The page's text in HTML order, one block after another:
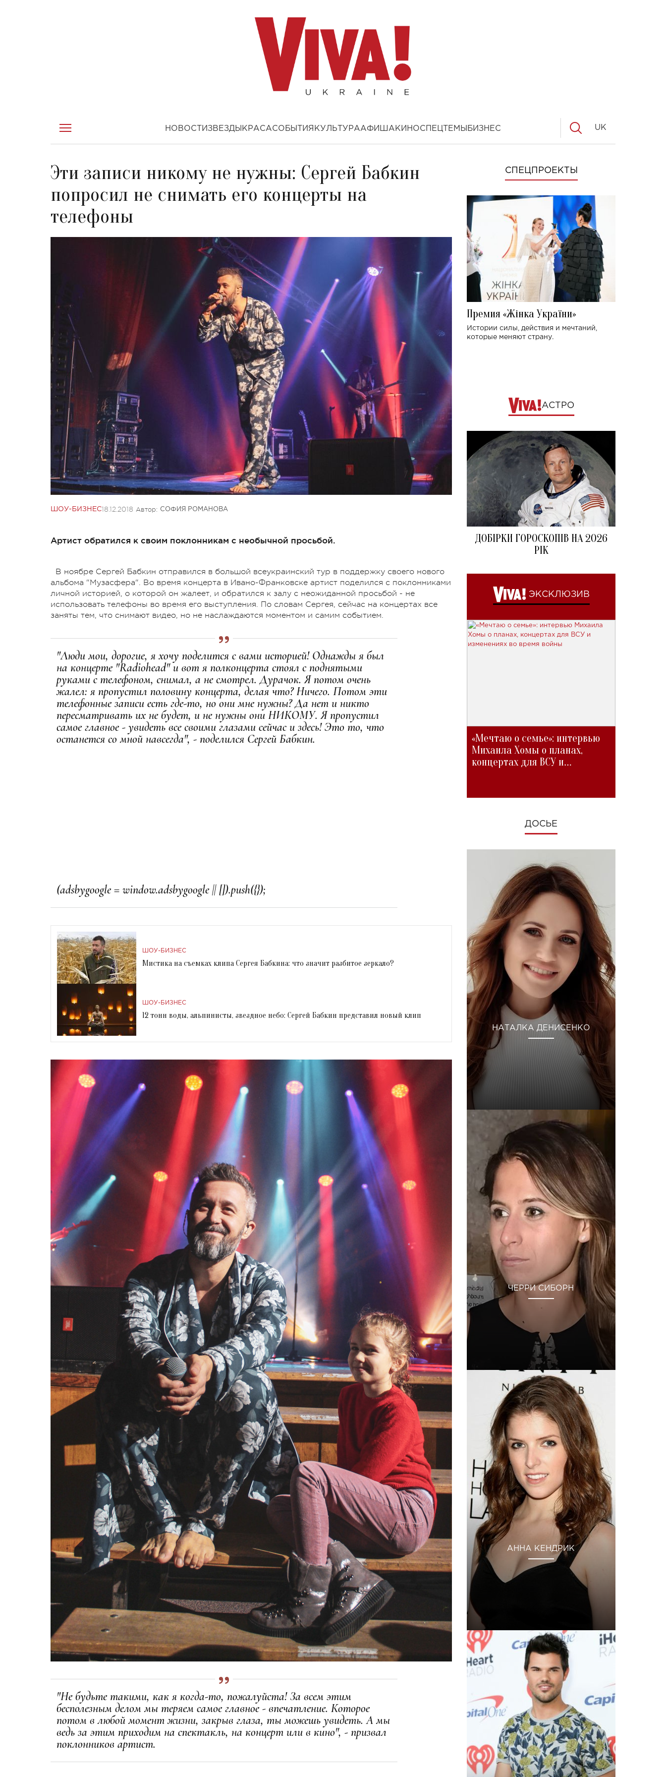
НОВОСТИ ЗВЕЗДЫ КРАСАСОБЫТИЯ КУЛЬТУРААФИША КИНОСПЕЦТЕМЫ БИЗНЕС UK
Эти записи никому не нужны: Сергей Бабкин
попросил не снимать его концерты на
телефоны
ШОУ-БИЗНЕС18.12.2018 Автор: СОФИЯ РОМАНОВА
Артист обратился к своим поклонникам с необычной просьбой.
В ноябре Сергей Бабкин отправился в большой всеукраинский тур в поддержку своего нового
альбома "Музасфера". Во время концерта в Ивано-Франковске артист поделился с поклонниками
личной историей, о которой он жалеет, и обратился к залу с неожиданной просьбой - не
использовать телефоны во время его выступления. По словам Сергея, сейчас на концертах все
заняты тем, что снимают видео, но не наслаждаются моментом и самим событием.
"Люди мои, дорогие, я хочу поделится с вами историей! Однажды я был
на концерте "Radiohead" и вот я полконцерта стоял с поднятыми
руками с телефоном, снимал, а не смотрел. Дурачок. Я потом очень
жалел: я пропустил половину концерта, делая что? Ничего. Потом эти
телефонные записи есть где-то, но они мне нужны? Да нет и никто
пересматривать их не будет, и не нужны они НИКОМУ. Я пропустил
самое главное - увидеть все своими глазами сейчас и здесь! Это то, что
останется со мной навсегда", - поделился Сергей Бабкин.
ШОУ-БИЗНЕС
Мистика на съемках клипа Сергея Бабкина: что значит разбитое зеркало?
ШОУ-БИЗНЕС
12 тонн воды, альпинисты, звездное небо: Сергей Бабкин представил новый клип
"Не будьте такими, как я когда-то, пожалуйста! За всем этим
бесполезным делом мы теряем самое главное - впечатление. Которое
потом в любой момент жизни, закрыв глаза, ты можешь увидеть. А мы
ведь за этим приходим на спектакль, на концерт или в кино", - призвал
поклонников артист.
СПЕЦПРОЕКТЫ
Премия «Жінка України»
Истории силы, действия и мечтаний,
которые меняют страну.
АСТРО
ДОБІРКИ ГОРОСКОПІВ НА 2026
РІК
ЭКСКЛЮЗИВ
«Мечтаю о семье»: интервью
Михаила Хомы о планах,
концертах для ВСУ и
ДОСЬЕ
НАТАЛКА ДЕНИСЕНКО
ЧЕРРИ СИБОРН
АННА КЕНДРИК